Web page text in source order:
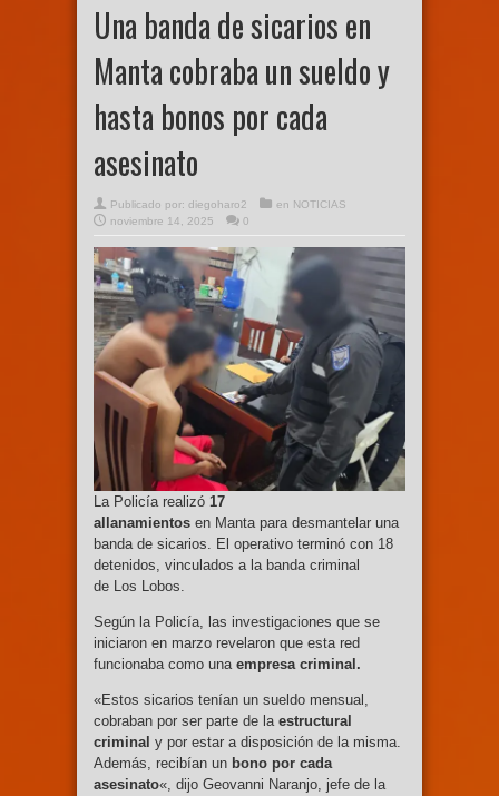
Una banda de sicarios en
Manta cobraba un sueldo y
hasta bonos por cada
asesinato
Publicado por: diegoharo2 en NOTICIAS
noviembre 14, 2025
0
La Policía realizó 17
allanamientos en Manta para desmantelar una
banda de sicarios. El operativo terminó con 18
detenidos, vinculados a la banda criminal
de Los Lobos.
Según la Policía, las investigaciones que se
iniciaron en marzo revelaron que esta red
funcionaba como una empresa criminal.
«Estos sicarios tenían un sueldo mensual,
cobraban por ser parte de la estructural
criminal y por estar a disposición de la misma.
Además, recibían un bono por cada
asesinato«, dijo Geovanni Naranjo, jefe de la